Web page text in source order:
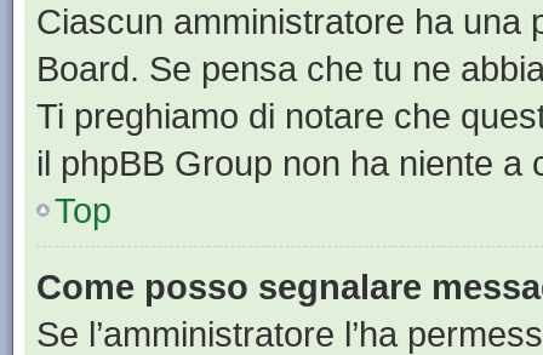
Ciascun amministratore ha una
Board. Se pensa che tu ne
Ti preghiamo di notare che
il phpBB Group non ha niente a
Top
Come posso segnalare
Se l’amministratore l’ha